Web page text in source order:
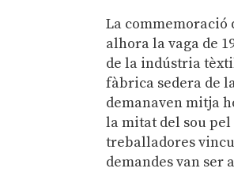
La commemoració
alhora la vaga de
de la indústria
fàbrica sedera de
demanaven mitja
la mitat del sou pel
treballadores
demandes van ser